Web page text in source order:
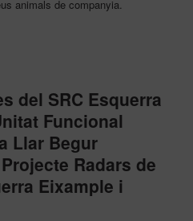
animals de companyia.
del SRC Esquerra
Funcional
Llar Begur
Radars de
Eixample i